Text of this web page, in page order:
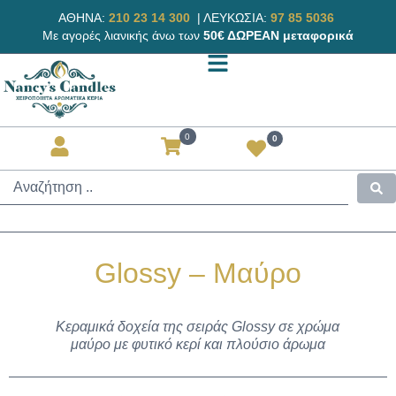
ΑΘΗΝΑ: 210 23 14 300 | ΛΕΥΚΩΣΙΑ: 97 85 5036
Με αγορές λιανικής άνω των 50€ ΔΩΡΕΑΝ μεταφορικά
0 0
Glossy – Μαύρο
Κεραμικά δοχεία της σειράς Glossy σε χρώμα
μαύρο με φυτικό κερί και πλούσιο άρωμα